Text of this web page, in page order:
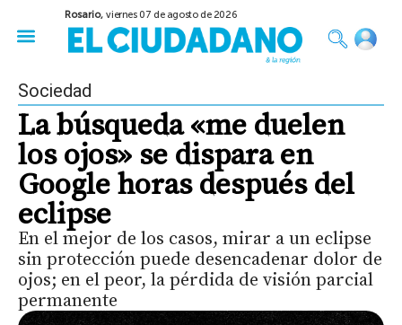
Rosario,viernes 07 de agosto de 2026
Sociedad
La búsqueda «me duelen
los ojos» se dispara en
Google horas después del
eclipse
En el mejor de los casos, mirar a un eclipse
sin protección puede desencadenar dolor de
ojos; en el peor, la pérdida de visión parcial
permanente